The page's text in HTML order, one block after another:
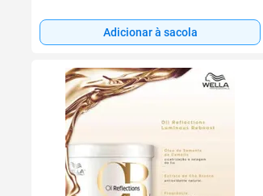
Adicionar à sacola